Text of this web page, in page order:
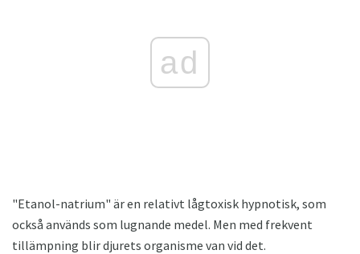
ad
"Etanol-natrium" är en relativt lågtoxisk hypnotisk, som
också används som lugnande medel. Men med frekvent
tillämpning blir djurets organisme van vid det.